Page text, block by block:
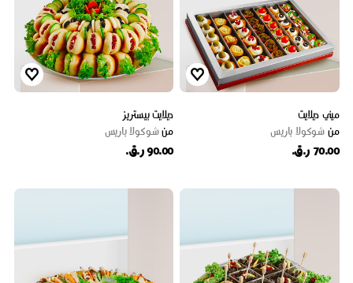
ميني ديلايت
من شوكولا باريس
70.00 ر.ق.
ديلايت بيستريز
منشوكولا باريس
90.00 ر.ق.